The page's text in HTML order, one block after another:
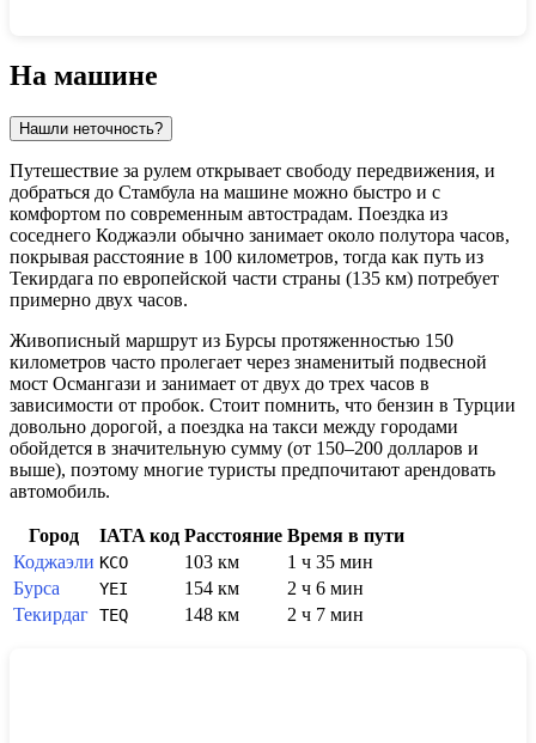
На машине
Нашли неточность?
Путешествие за рулем открывает свободу передвижения, и
добраться до Стамбула на машине можно быстро и с
комфортом по современным автострадам. Поездка из
соседнего Коджаэли обычно занимает около полутора часов,
покрывая расстояние в 100 километров, тогда как путь из
Текирдага по европейской части страны (135 км) потребует
примерно двух часов.
Живописный маршрут из Бурсы протяженностью 150
километров часто пролегает через знаменитый подвесной
мост Османгази и занимает от двух до трех часов в
зависимости от пробок. Стоит помнить, что бензин в Турции
довольно дорогой, а поездка на такси между городами
обойдется в значительную сумму (от 150–200 долларов и
выше), поэтому многие туристы предпочитают арендовать
автомобиль.
Город IATA код Расстояние Время в пути
Коджаэли KCO 103 км
1 ч 35 мин
Бурса
YEI 154 км
2 ч 6 мин
Текирдаг TEQ 148 км 2 ч 7 мин